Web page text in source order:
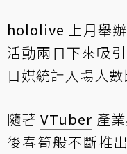
hololive 上月舉
活動兩日下來吸
日媒統計入場人
隨著VTuber 產
後春筍般不斷推